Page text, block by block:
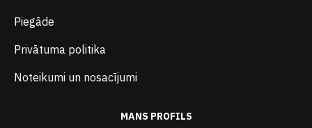
Piegāde
Privātuma politika
Noteikumi un nosacījumi
MANS PROFILS